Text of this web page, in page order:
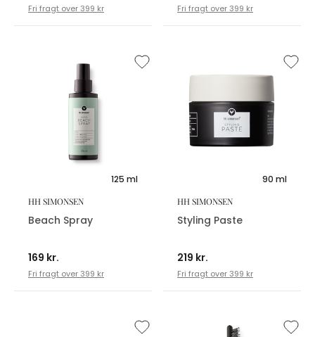
Fri fragt over 399 kr Fri fragt over 399 kr
125 ml
HH SIMONSEN
Beach Spray
169 kr.
Fri fragt over 399 kr
90 ml
HH SIMONSEN
Styling Paste
219 kr.
Fri fragt over 399 kr